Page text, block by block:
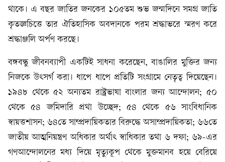
থাকে। এ বছর জাতির জনকের ১০৫তম শুভ জন্মদিনে সমগ্র জাতি
কৃতজ্ঞচিত্তে তার ঐতিহাসিক অবদানকে পরম শ্রদ্ধাভরে স্মরণ করে
শ্রদ্ধাঞ্জলি অর্পণ করছে।
বঙ্গবন্ধু জীবনব্যাপী একটিই সাধনা করেছেন, বাঙালির মুক্তির জন্য
নিজকে উৎসর্গ করা। ধাপে ধাপে প্রতিটি সংগ্রামে নেতৃত্ব দিয়েছেন।
১৯৪৮ থেকে ৫২ অন্যতম রাষ্ট্রভাষা বাংলার জন্য আন্দোলন; ৫০
থেকে ৫৪ জমিদারি প্রথা উচ্ছেদ; ৫৪ থেকে ৫৬ সাংবিধানিক
স্বায়ত্তশাসন; ৬৪তে সাম্প্রদায়িকতার বিরুদ্ধে অসাম্প্রদায়িকতা; ৬৬তে
জাতীয় আত্মনিয়ন্ত্রণ অধিকার অর্থাৎ স্বাধিকার তথা ৬ দফা; ৬৯-এর
গণআন্দোলনের মধ্য দিয়ে মৃত্যুকূপ থেকে মুক্তমানব হয়ে বেরিয়ে